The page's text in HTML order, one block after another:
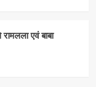
एवं बाबा